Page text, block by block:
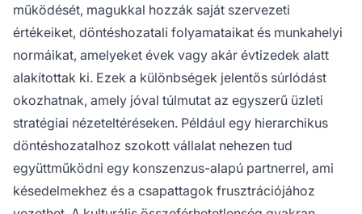
működését, magukkal hozzák saját szervezeti
értékeiket, döntéshozatali folyamataikat és munkahelyi
normáikat, amelyeket évek vagy akár évtizedek alatt
alakítottak ki. Ezek a különbségek jelentős súrlódást
okozhatnak, amely jóval túlmutat az egyszerű üzleti
stratégiai nézeteltéréseken. Például egy hierarchikus
döntéshozatalhoz szokott vállalat nehezen tud
együttműködni egy konszenzus-alapú partnerrel, ami
késedelmekhez és a csapattagok frusztrációjához